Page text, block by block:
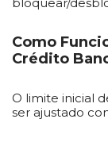
Como
Crédito
O limite inicial
ser ajustado